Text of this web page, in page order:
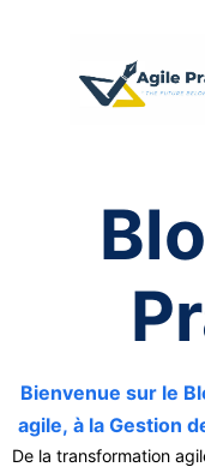
Bienvenue sur le
agile, à la Gestion
De la transformation